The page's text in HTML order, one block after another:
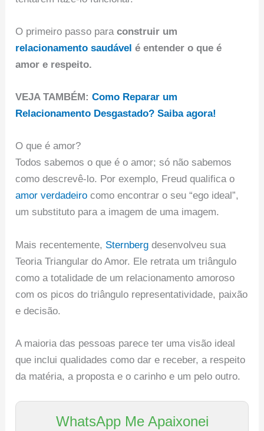
O primeiro passo paraconstruir um
relacionamento saudável é entender o que é
amor e respeito.
VEJA TAMBÉM:Como Reparar um
Relacionamento Desgastado? Saiba agora!
O que é amor?
Todos sabemos o que é o amor; só não sabemos
como descrevê-lo. Por exemplo, Freud qualifica o
amor verdadeiro como encontrar o seu “ego ideal”,
um substituto para a imagem de uma imagem.
Mais recentemente, Sternberg desenvolveu sua
Teoria Triangular do Amor. Ele retrata um triângulo
como a totalidade de um relacionamento amoroso
com os picos do triângulo representatividade, paixão
e decisão.
A maioria das pessoas parece ter uma visão ideal
que inclui qualidades como dar e receber, a respeito
da matéria, a proposta e o carinho e um pelo outro.
WhatsApp Me Apaixonei